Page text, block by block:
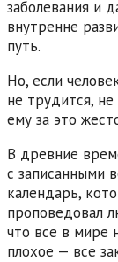
заболевания и
внутренне
путь.
Но, если
не трудится,
ему за это
В древние
с записанными
календарь,
проповедовал
что все в мире
плохое — все